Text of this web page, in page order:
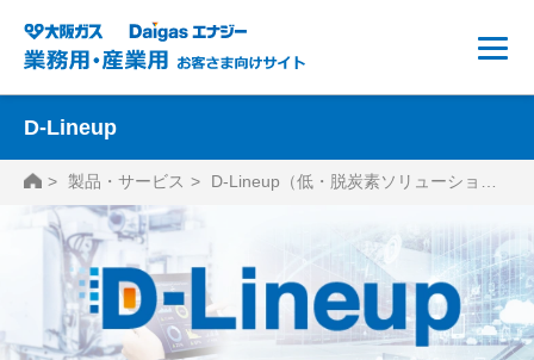
D-Lineup
HOME製品・サービス D-Lineup（低・脱炭素ソリューションサービス）